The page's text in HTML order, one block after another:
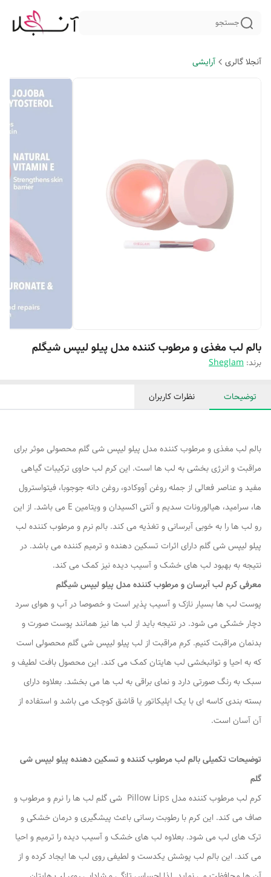
جستجو
آنجلا گالری آرایشی
بالم لب مغذی و مرطوب کننده مدل پیلو لیپس شیگلم
برند: Sheglam
توضیحات نظرات کاربران
بالم لب مغذی و مرطوب کننده مدل پیلو لیپس شی گلم محصولی موثر برای
مراقبت و انرژی بخشی به لب ها است. این کرم لب حاوی ترکیبات گیاهی
مفید و عناصر فعالی از جمله روغن آووکادو، روغن دانه جوجوبا، فیتواسترول
ها، سرامید، هیالورونات سدیم و آنتی اکسیدان و ویتامین E می باشد. از این
رو لب ها را به خوبی آبرسانی و تغذیه می کند. بالم نرم و مرطوب کننده لب
پیلو لیپس شی گلم دارای اثرات تسکین دهنده و ترمیم کننده می باشد. در
نتیجه به بهبود لب های خشک و آسیب دیده نیز کمک می کند.
معرفی کرم لب آبرسان و مرطوب کننده مدل پیلو لیپس شیگلم
پوست لب ها بسیار نازک و آسیب پذیر است و خصوصا در آب و هوای سرد
دچار خشکی می شود. در نتیجه باید از لب ها نیز همانند پوست صورت و
بدنمان مراقبت کنیم. کرم مراقبت از لب پیلو لیپس شی گلم محصولی است
که به احیا و توانبخشی لب هایتان کمک می کند. این محصول بافت لطیف و
سبک به رنگ صورتی دارد و نمای براقی به لب ها می بخشد. بعلاوه دارای
بسته بندی کاسه ای با یک اپلیکاتور یا قاشق کوچک می باشد و استفاده از
آن آسان است.
توضیحات تکمیلی بالم لب مرطوب کننده و تسکین دهنده پیلو لیپس شی
گلم
کرم لب مرطوب کننده مدل Pillow Lips شی گلم لب ها را نرم و مرطوب و
صاف می کند. این کرم با رطوبت رسانی باعث پیشگیری و درمان خشکی و
ترک های لب می شود. بعلاوه لب های خشک و آسیب دیده را ترمیم و احیا
می کند. این بالم لب پوشش یکدست و لطیفی روی لب ها ایجاد کرده و از